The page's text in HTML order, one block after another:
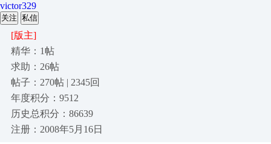
victor329
关注 私信
[版主]
精华：1帖
求助：26帖
帖子：270帖 | 2345回
年度积分：9512
历史总积分：86639
注册：2008年5月16日